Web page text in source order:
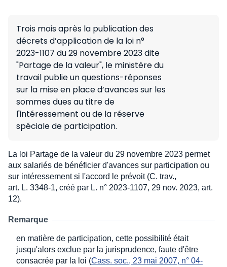
Trois mois après la publication des
décrets d’application de la loi n°
2023-1107 du 29 novembre 2023 dite
"Partage de la valeur", le ministère du
travail publie un questions-réponses
sur la mise en place d’avances sur les
sommes dues au titre de
l'intéressement ou de la réserve
spéciale de participation.
La loi Partage de la valeur du 29 novembre 2023 permet
aux salariés de bénéficier d'avances sur participation ou
sur intéressement si l'accord le prévoit (C. trav.,
art. L. 3348-1, créé par L. n° 2023-1107, 29 nov. 2023, art.
12).
Remarque
en matière de participation, cette possibilité était
jusqu'alors exclue par la jurisprudence, faute d'être
consacrée par la loi (Cass. soc., 23 mai 2007, n° 04-